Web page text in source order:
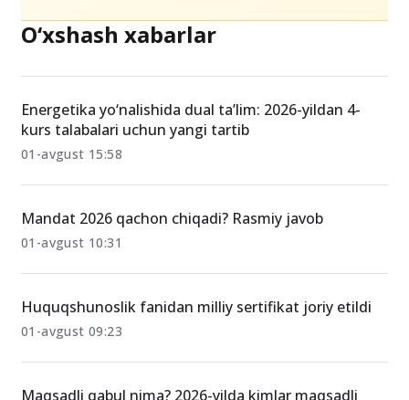
O‘xshash xabarlar
Energetika yo‘nalishida dual ta’lim: 2026-yildan 4-
kurs talabalari uchun yangi tartib
01-avgust 15:58
Mandat 2026 qachon chiqadi? Rasmiy javob
01-avgust 10:31
Huquqshunoslik fanidan milliy sertifikat joriy etildi
01-avgust 09:23
Maqsadli qabul nima? 2026-yilda kimlar maqsadli